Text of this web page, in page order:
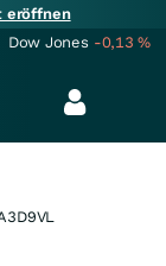
eröffnen
Dow Jones -0,13%